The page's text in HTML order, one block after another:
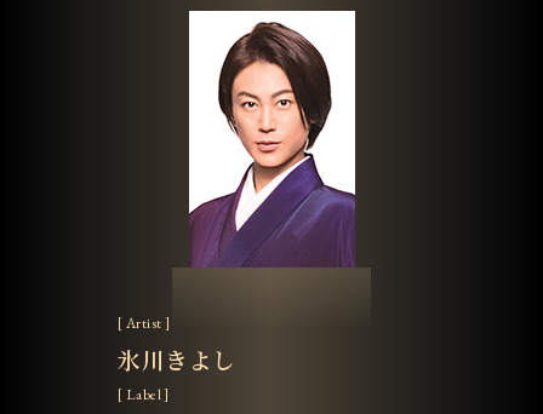
[ Artist ]
氷川きよし
[ Label ]